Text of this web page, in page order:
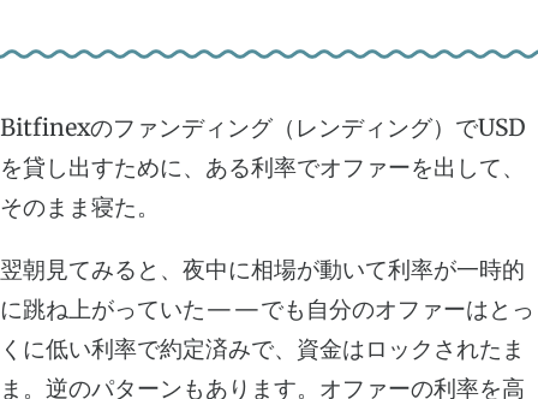
Bitfinexのファンディング（レンディング）でUSD
を貸し出すために、ある利率でオファーを出して、
そのまま寝た。
翌朝見てみると、夜中に相場が動いて利率が一時的
に跳ね上がっていた——でも自分のオファーはとっ
くに低い利率で約定済みで、資金はロックされたま
ま。逆のパターンもあります。オファーの利率を高